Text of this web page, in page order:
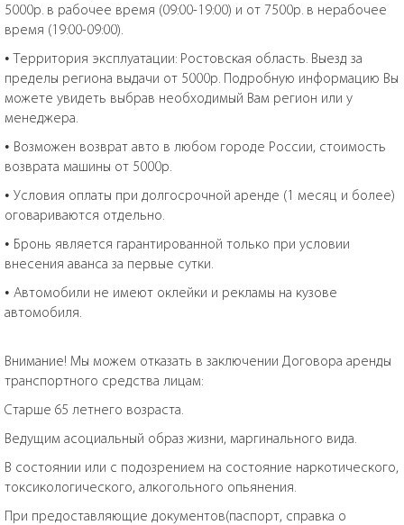
5000р. в рабочее время (09:00-19:00) и от 7500р. в нерабочее
время (19:00-09:00).
• Территория эксплуатации: Ростовская область. Выезд за
пределы региона выдачи от 5000р. Подробную информацию Вы
можете увидеть выбрав необходимый Вам регион или у
менеджера.
• Возможен возврат авто в любом городе России, стоимость
возврата машины от 5000р.
• Условия оплаты при долгосрочной аренде (1 месяц и более)
оговариваются отдельно.
• Бронь является гарантированной только при условии
внесения аванса за первые сутки.
• Автомобили не имеют оклейки и рекламы на кузове
автомобиля.
Внимание! Мы можем отказать в заключении Договора аренды
транспортного средства лицам:
Старше 65 летнего возраста.
Ведущим асоциальный образ жизни, маргинального вида.
В состоянии или с подозрением на состояние наркотического,
токсикологического, алкогольного опьянения.
При предоставляющие документов(паспорт, справка о